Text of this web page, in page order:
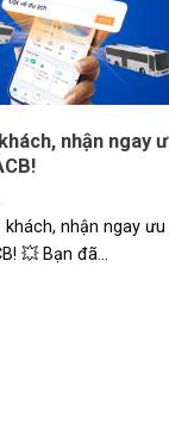
nhận ngay
nhận ngay ưu
💥 Bạn đã...